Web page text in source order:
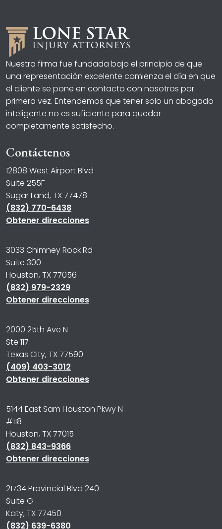
Nuestra firma fue fundada bajo el principio de que
una representación excelente comienza el día en que
el cliente se pone en contacto con nosotros por
primera vez. Entendemos que tener solo un abogado
inteligente no es suficiente para quedar
completamente satisfecho.
Contáctenos
12808 West Airport Blvd
Suite 255F
Sugar Land, TX 77478
(832) 770-6438
Obtener direcciones
3033 Chimney Rock Rd
Suite 300
Houston, TX 77056
(832) 979-2329
Obtener direcciones
2000 25th Ave N
Ste 117
Texas City, TX 77590
(409) 403-3012
Obtener direcciones
5144 East Sam Houston Pkwy N
#118
Houston, TX 77015
(832) 843-9366
Obtener direcciones
21734 Provincial Blvd 240
Suite G
Katy, TX 77450
(832) 639-6380